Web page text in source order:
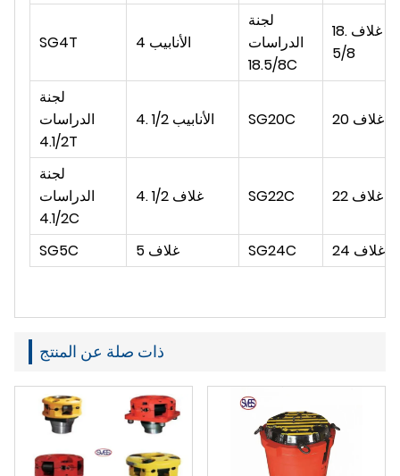
SG4T 4 الأنابيب
لجنة
الدراسات
18.5/8C
18. غلاف
5/8
لجنة
الدراسات
4.1/2T
4. 1/2 الأنابيب SG20C 20 غلاف
لجنة
الدراسات
4.1/2C
4. 1/2 غلاف SG22C 22 غلاف
SG5C 5 غلاف SG24C 24 غلاف
ذات صلة عن المنتج